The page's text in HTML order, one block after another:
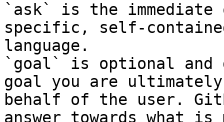
`ask` is the
specific, self-
language.
`goal` is optional and
goal you are
behalf of the user.
answer towards what